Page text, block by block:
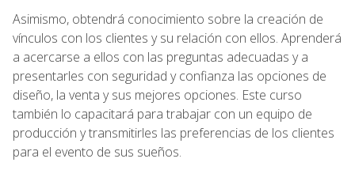
Asimismo, obtendrá conocimiento sobre la creación de
vínculos con los clientes y su relación con ellos. Aprenderá
a acercarse a ellos con las preguntas adecuadas y a
presentarles con seguridad y confianza las opciones de
diseño, la venta y sus mejores opciones. Este curso
también lo capacitará para trabajar con un equipo de
producción y transmitirles las preferencias de los clientes
para el evento de sus sueños.